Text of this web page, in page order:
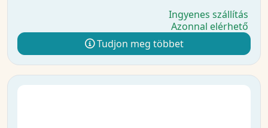
Ingyenes szállítás
Azonnal elérhető
Tudjon meg többet